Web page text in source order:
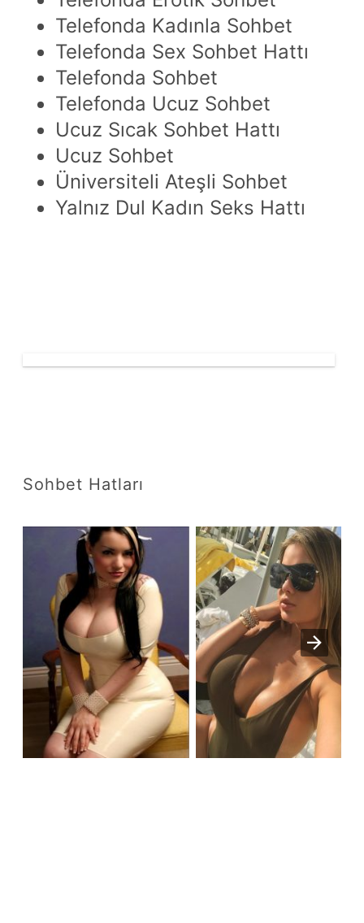
Telefonda Kadınla Sohbet
Telefonda Sex Sohbet Hattı
Telefonda Sohbet
Telefonda Ucuz Sohbet
Ucuz Sıcak Sohbet Hattı
Ucuz Sohbet
Üniversiteli Ateşli Sohbet
Yalnız Dul Kadın Seks Hattı
Sohbet Hatları